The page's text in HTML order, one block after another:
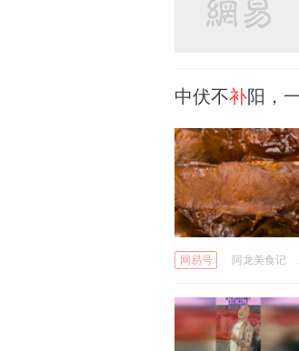
中伏不补阳，
网易号 阿龙美食记